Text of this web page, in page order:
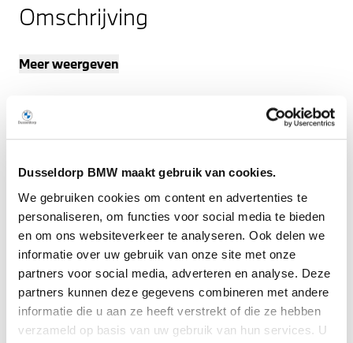
Dusseldorp BMW maakt gebruik van cookies.
We gebruiken cookies om content en advertenties te
personaliseren, om functies voor social media te bieden
en om ons websiteverkeer te analyseren. Ook delen we
informatie over uw gebruik van onze site met onze
partners voor social media, adverteren en analyse. Deze
partners kunnen deze gegevens combineren met andere
informatie die u aan ze heeft verstrekt of die ze hebben
verzameld op basis van uw gebruik van hun services. U
Omschrijving
Meer weergeven